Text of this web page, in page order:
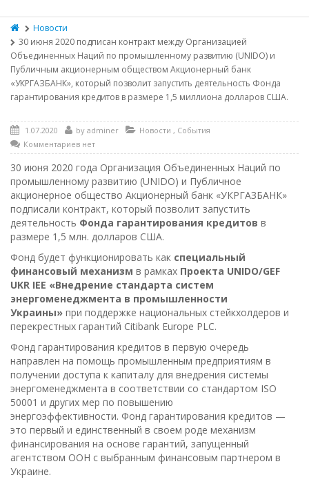
Новости
30 июня 2020 подписан контракт между Организацией
Объединенных Наций по промышленному развитию (UNIDO) и
Публичным акционерным обществом Акционерный банк
«УКРГАЗБАНК», который позволит запустить деятельность Фонда
гарантирования кредитов в размере 1,5 миллиона долларов США.
1.07.2020 by adminer Новости , События
Комментариев нет
30 июня 2020 года Организация Объединенных Наций по
промышленному развитию (UNIDO) и Публичное
акционерное общество Акционерный банк «УКРГАЗБАНК»
подписали контракт, который позволит запустить
деятельность Фонда гарантирования кредитов в
размере 1,5 млн. долларов США.
Фонд будет функционировать как специальный
финансовый механизм в рамках Проекта UNIDO/GEF
UKR IEE «Внедрение стандарта систем
энергоменеджмента в промышленности
Украины» при поддержке национальных стейкхолдеров и
перекрестных гарантий Citibank Europe PLC.
Фонд гарантирования кредитов в первую очередь
направлен на помощь промышленным предприятиям в
получении доступа к капиталу для внедрения системы
энергоменеджмента в соответствии со стандартом ISO
50001 и других мер по повышению
энергоэффективности. Фонд гарантирования кредитов —
это первый и единственный в своем роде механизм
финансирования на основе гарантий, запущенный
агентством ООН с выбранным финансовым партнером в
Украине.